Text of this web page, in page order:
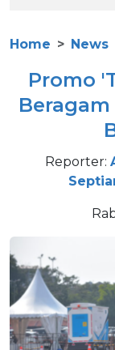
Home News
Promo
Reporter: